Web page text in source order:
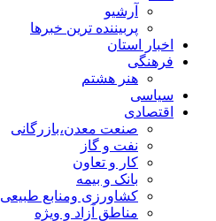
آرشیو
پربیننده ترین خبرها
اخبار استان
فرهنگی
هنر هشتم
سیاسی
اقتصادی
صنعت معدن،بازرگانی
نفت و گاز
کار و تعاون
بانک و بیمه
کشاورزی ومنابع طبیعی
مناطق آزاد و ویژه